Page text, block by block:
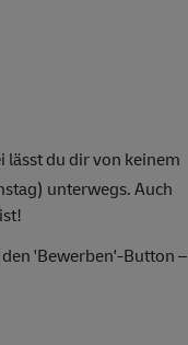
lässt du dir von keinem
unterwegs. Auch
'Bewerben'-Button –